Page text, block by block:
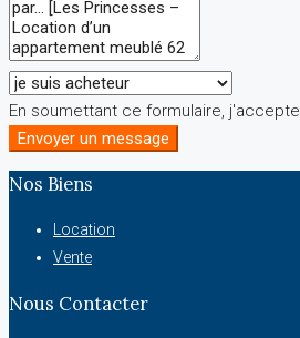
En soumettant ce formulaire, j'accepte
Envoyer un message
Nos Biens
Location
Vente
Nous Contacter